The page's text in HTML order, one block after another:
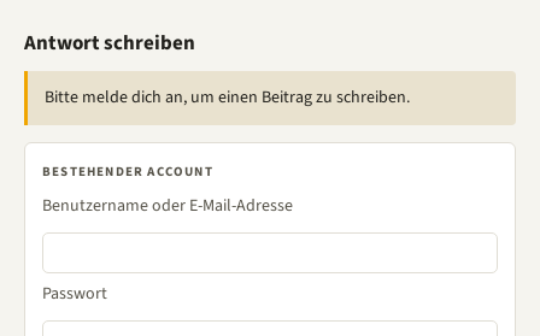
Antwort schreiben
Bitte melde dich an, um einen Beitrag zu schreiben.
BESTEHENDER ACCOUNT
Benutzername oder E-Mail-Adresse
Passwort